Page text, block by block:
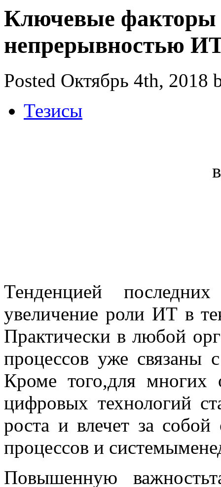
Ключевые факторы
непрерывностью
Posted Октябрь 4th, 2018
Тезисы
Тенденцией
увеличение роли ИТ в
Практически в любой
процессов уже связаны
Кроме того,для многих
цифровых технологий
роста и влечет за
процессов и
Повышенную